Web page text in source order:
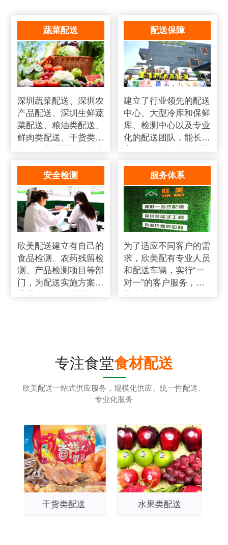
蔬菜配送
深圳蔬菜配送、深圳农
产品配送、深圳生鲜蔬
菜配送、粮油类配送、
鲜肉类配送、干货类配
送、水果类配送、水产
类配送、冻品类配送、
调味品配送、日用品类
配送、送熟食类配送
配送保障
建立了行业领先的配送
中心、大型冷库和保鲜
库、检测中心以及专业
化的配送团队，能长期
安全、稳定、准时的配
送货物
安全检测
欣美配送建立有自己的
食品检测、农药残留检
测、产品检测项目等部
门，为配送实施方案食
品采购安全及质量提供
服务体系
为了适应不同客户的需
求，欣美配有专业人员
和配送车辆，实行“一
对一”的客户服务，秉
承欣美诚实守信、服务
专注食堂食材配送
欣美配送一站式供应服务，规模化供应、统一性配送、
专业化服务
水果类配送 水产类配送